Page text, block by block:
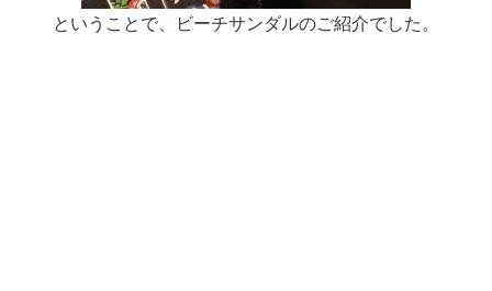
ということで、ビーチサンダルのご紹介でした。